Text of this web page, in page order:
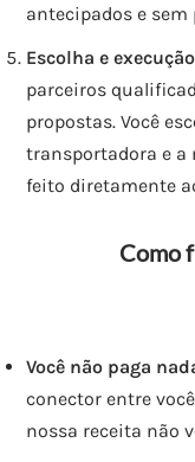
antecipados e sem
Escolha e execução
parceiros
propostas. Você
transportadora e a
feito diretamente
Como
Você não paga
conector entre
nossa receita não